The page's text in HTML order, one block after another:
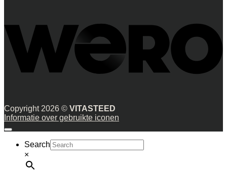
Copyright 2026 © VITASTEED
Informatie over gebruikte iconen
Search
×